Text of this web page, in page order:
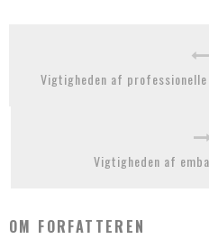
Vigtigheden af
Vigtigheden af
OM FORFATTEREN